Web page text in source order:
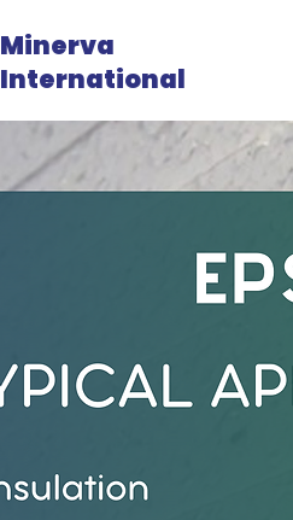
Minerva
International